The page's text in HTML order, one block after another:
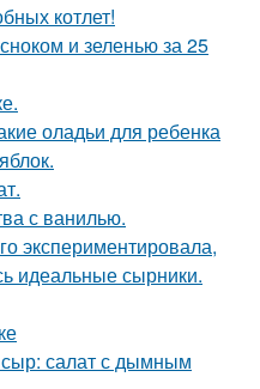
котлет!
и зеленью за 25
оладьи для ребенка
с ванилью.
экспериментировала,
идеальные сырники.
салат с дымным